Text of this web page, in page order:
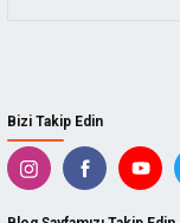
Bizi Takip Edin